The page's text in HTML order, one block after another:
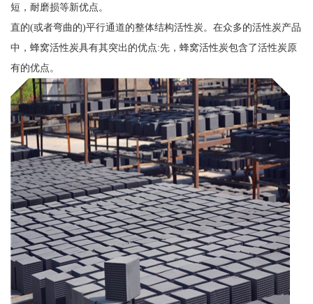
短，耐磨损等新优点。
直的(或者弯曲的)平行通道的整体结构活性炭。在众多的活性炭产品
中，蜂窝活性炭具有其突出的优点:先，蜂窝活性炭包含了活性炭原
有的优点。